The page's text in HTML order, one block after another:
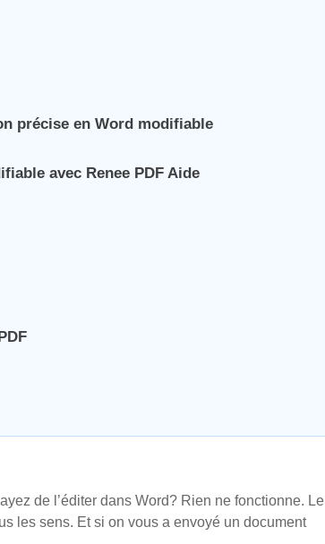
précise en Word modifiable
avec Renee PDF Aide
de l’éditer dans Word? Rien ne fonctionne. Le
les sens. Et si on vous a envoyé un document